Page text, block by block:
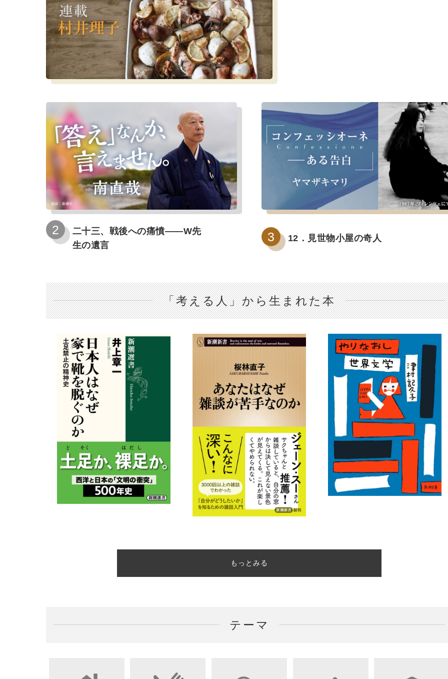
二十三、戦後への痛憤――W先
生の遺言
12．見世物小屋の奇人
「考える人」から生まれた本
もっとみる
テーマ